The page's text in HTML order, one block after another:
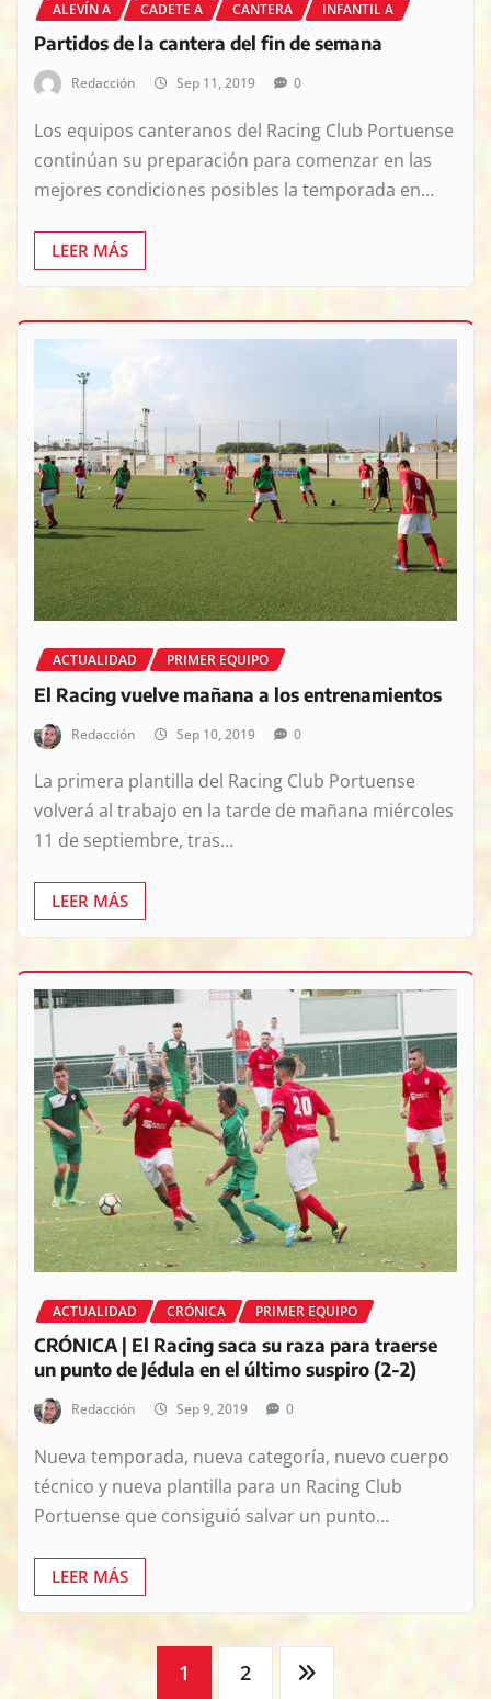
ALEVÍN A CADETE A CANTERA INFANTIL A
Partidos de la cantera del fin de semana
Redacción Sep 11, 2019 0
Los equipos canteranos del Racing Club Portuense
continúan su preparación para comenzar en las
mejores condiciones posibles la temporada en…
LEER MÁS
ACTUALIDAD PRIMER EQUIPO
El Racing vuelve mañana a los entrenamientos
Redacción Sep 10, 2019 0
La primera plantilla del Racing Club Portuense
volverá al trabajo en la tarde de mañana miércoles
11 de septiembre, tras…
LEER MÁS
ACTUALIDAD CRÓNICA PRIMER EQUIPO
CRÓNICA | El Racing saca su raza para traerse
un punto de Jédula en el último suspiro (2-2)
Redacción Sep 9, 2019 0
Nueva temporada, nueva categoría, nuevo cuerpo
técnico y nueva plantilla para un Racing Club
Portuense que consiguió salvar un punto…
LEER MÁS
Paginación
1 2